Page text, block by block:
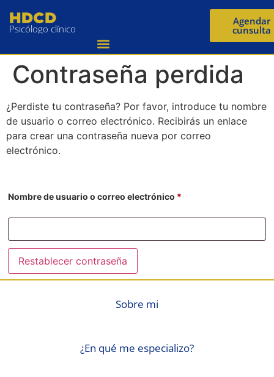
Psicólogo clínico
Agendar
cunsulta
Contraseña perdida
¿Perdiste tu contraseña? Por favor, introduce tu nombre
de usuario o correo electrónico. Recibirás un enlace
para crear una contraseña nueva por correo
electrónico.
Nombre de usuario o correo electrónico *
Restablecer contraseña
Sobre mi
¿En qué me especializo?